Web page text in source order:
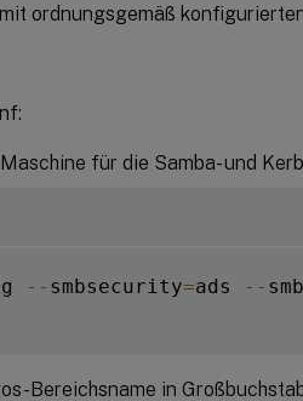
ordnungsgemäß
für die Samba- und
-- smbsecurity=ads --
Bereichsname in